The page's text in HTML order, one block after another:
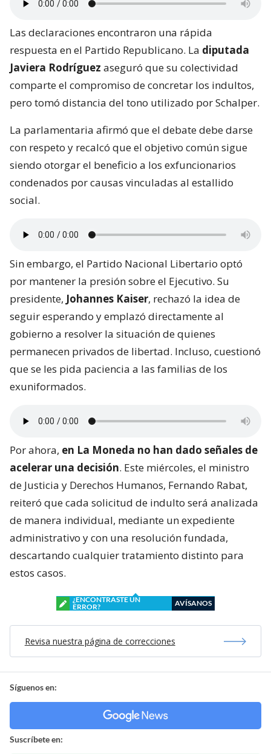
Las declaraciones encontraron una rápida
respuesta en el Partido Republicano. La diputada
Javiera Rodríguez aseguró que su colectividad
comparte el compromiso de concretar los indultos,
pero tomó distancia del tono utilizado por Schalper.
La parlamentaria afirmó que el debate debe darse
con respeto y recalcó que el objetivo común sigue
siendo otorgar el beneficio a los exfuncionarios
condenados por causas vinculadas al estallido
social.
Sin embargo, el Partido Nacional Libertario optó
por mantener la presión sobre el Ejecutivo. Su
presidente, Johannes Kaiser, rechazó la idea de
seguir esperando y emplazó directamente al
gobierno a resolver la situación de quienes
permanecen privados de libertad. Incluso, cuestionó
que se les pida paciencia a las familias de los
exuniformados.
Por ahora, en La Moneda no han dado señales de
acelerar una decisión. Este miércoles, el ministro
de Justicia y Derechos Humanos, Fernando Rabat,
reiteró que cada solicitud de indulto será analizada
de manera individual, mediante un expediente
administrativo y con una resolución fundada,
descartando cualquier tratamiento distinto para
estos casos.
¿ENCONTRASTE UN
ERROR?
AVÍSANOS
Revisa nuestra página de correcciones
Síguenos en:
Suscríbete en: